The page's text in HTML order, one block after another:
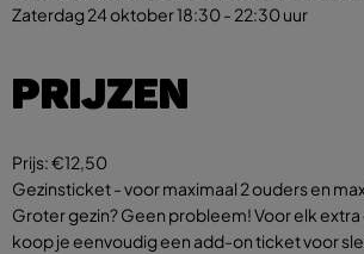
Zaterdag 24 oktober18:30 - 22:30 uur
PRIJZEN
Prijs:€12,50
Gezinsticket - voor maximaal 2 ouders en
Groter gezin? Geen probleem! Voor elk
koop je eenvoudig een add-on ticket voor